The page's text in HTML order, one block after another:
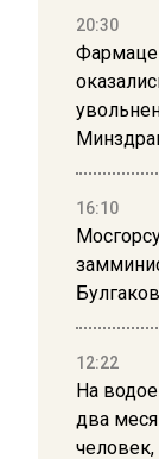
20:30
16:10
12:22
На
два